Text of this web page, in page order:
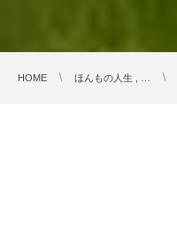
HOME ほんもの人生 , …